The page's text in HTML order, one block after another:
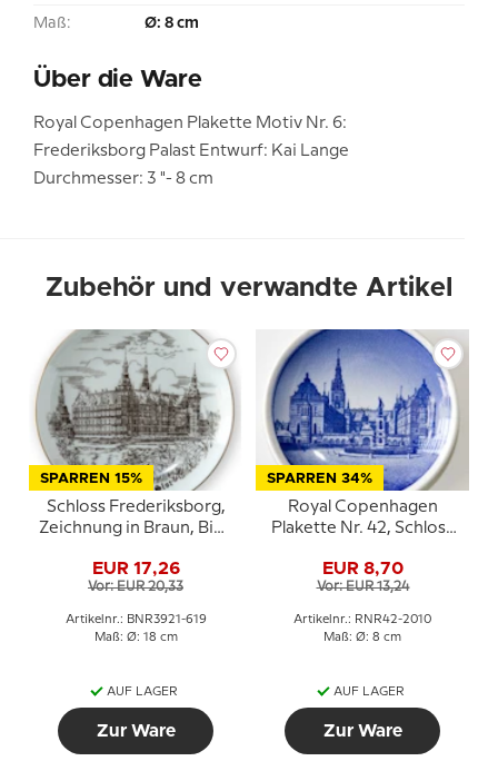
Maß: Ø: 8 cm
Über die Ware
Royal Copenhagen Plakette Motiv Nr. 6:
Frederiksborg Palast Entwurf: Kai Lange
Durchmesser: 3 "- 8 cm
Zubehör und verwandte Artikel
SPARREN 15%
Schloss Frederiksborg,
Zeichnung in Braun, Bing
EUR 17,26
Vor: EUR 20,33
Artikelnr.: BNR3921-619
Maß: Ø: 18 cm
AUF LAGER
Zur Ware
SPARREN 34%
Royal Copenhagen
Plakette Nr. 42, Schloss
EUR 8,70
Vor: EUR 13,24
Artikelnr.: RNR42-2010
Maß: Ø: 8 cm
AUF LAGER
Zur Ware